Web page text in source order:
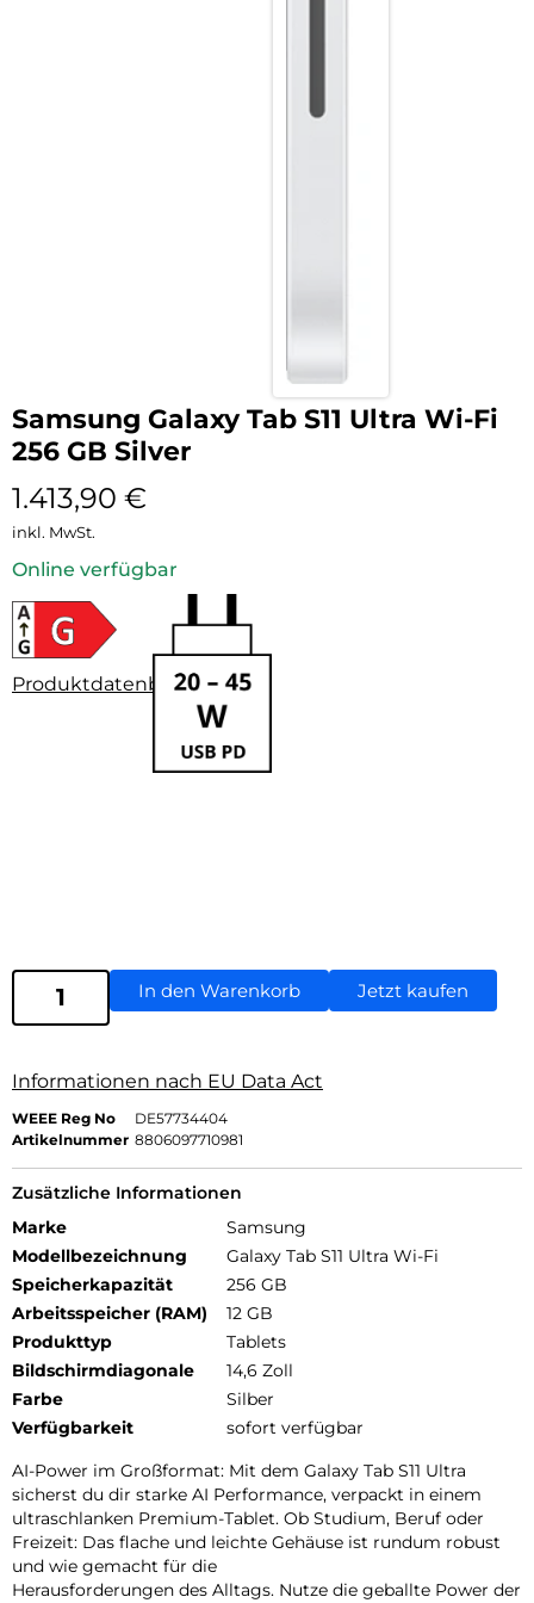
Samsung Galaxy Tab S11 Ultra Wi-Fi
256 GB Silver
1.413,90 €
inkl. MwSt.
Online verfügbar
Produktdatenblatt
In den Warenkorb Jetzt kaufen
Informationen nach EU Data Act
WEEE Reg No
DE57734404
Artikelnummer 8806097710981
Zusätzliche Informationen
Marke
Samsung
Modellbezeichnung
Galaxy Tab S11 Ultra Wi-Fi
Speicherkapazität
256 GB
Arbeitsspeicher (RAM)
12 GB
Produkttyp
Tablets
Bildschirmdiagonale
14,6 Zoll
Farbe
Silber
Verfügbarkeit
sofort verfügbar
AI-Power im Großformat: Mit dem Galaxy Tab S11 Ultra
sicherst du dir starke AI Performance, verpackt in einem
ultraschlanken Premium-Tablet. Ob Studium, Beruf oder
Freizeit: Das flache und leichte Gehäuse ist rundum robust
und wie gemacht für die
Herausforderungen des Alltags. Nutze die geballte Power der